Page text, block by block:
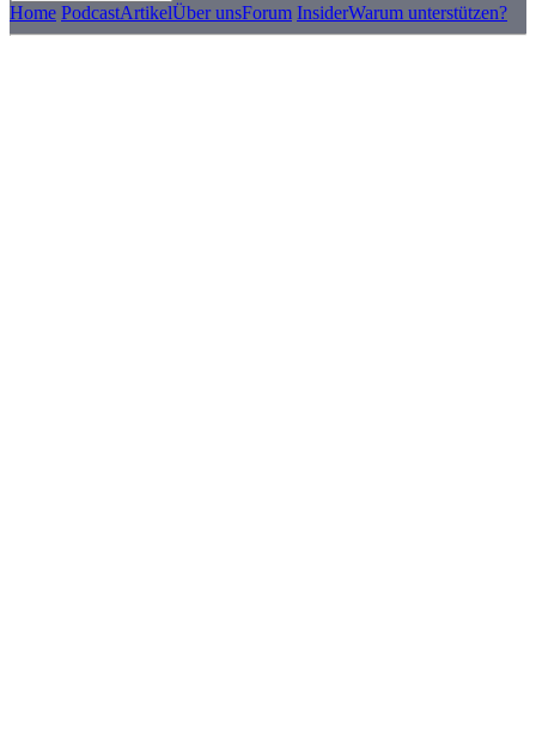
Home PodcastArtikelÜber unsForum InsiderWarum unterstützen?